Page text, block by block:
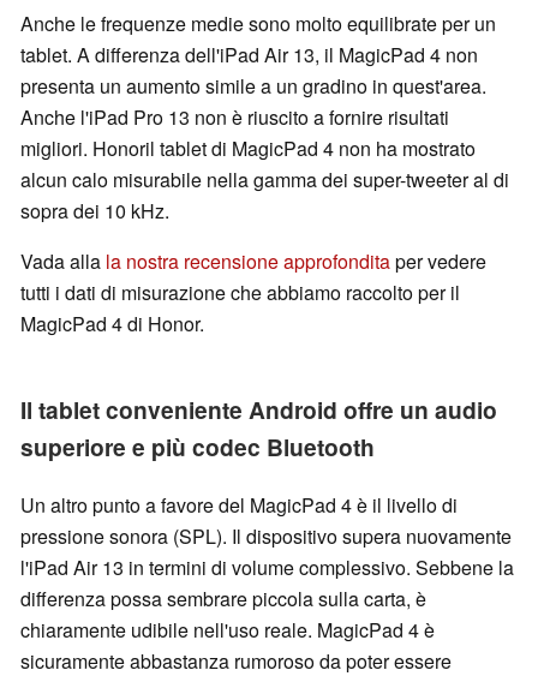
Anche le frequenze medie sono molto equilibrate per un
tablet. A differenza dell'iPad Air 13, il MagicPad 4 non
presenta un aumento simile a un gradino in quest'area.
Anche l'iPad Pro 13 non è riuscito a fornire risultati
migliori. Honoril tablet di MagicPad 4 non ha mostrato
alcun calo misurabile nella gamma dei super-tweeter al di
sopra dei 10 kHz.
Vada alla la nostra recensione approfonditaper vedere
tutti i dati di misurazione che abbiamo raccolto per il
MagicPad 4 di Honor.
Il tablet conveniente Android offre un audio
superiore e più codec Bluetooth
Un altro punto a favore del MagicPad 4 è il livello di
pressione sonora (SPL). Il dispositivo supera nuovamente
l'iPad Air 13 in termini di volume complessivo. Sebbene la
differenza possa sembrare piccola sulla carta, è
chiaramente udibile nell'uso reale. MagicPad 4 è
sicuramente abbastanza rumoroso da poter essere